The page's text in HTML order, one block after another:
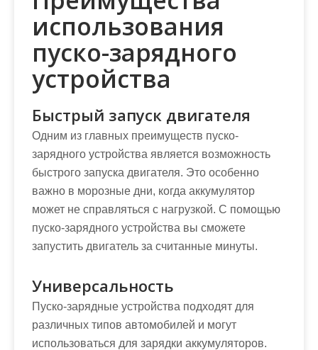
использования
пуско-зарядного
устройства
Быстрый запуск двигателя
Одним из главных преимуществ пуско-
зарядного устройства является возможность
быстрого запуска двигателя. Это особенно
важно в морозные дни, когда аккумулятор
может не справляться с нагрузкой. С помощью
пуско-зарядного устройства вы сможете
запустить двигатель за считанные минуты.
Универсальность
Пуско-зарядные устройства подходят для
различных типов автомобилей и могут
использоваться для зарядки аккумуляторов.